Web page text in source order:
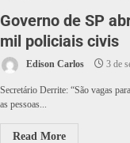
Governo de SP
mil policiais civis
Edison Carlos 3 de
Secretário Derrite: “São vagas
as pessoas...
Read More